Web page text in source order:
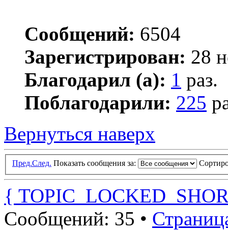
Сообщений: 6504
Зарегистрирован: 28
Благодарил (а): 1 раз.
Поблагодарили: 225
Вернуться наверх
Пред.След. Показать сообщения за:
{
Сообщений: 35 •